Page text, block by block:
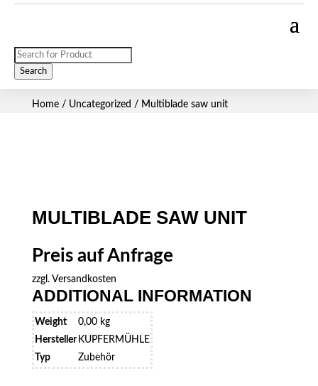
Products
search
Search
Home/ Uncategorized / Multiblade saw unit
MULTIBLADE SAW UNIT
Preis auf Anfrage
zzgl. Versandkosten
ADDITIONAL INFORMATION
Weight
0,00 kg
Hersteller KUPFERMÜHLE
Typ
Zubehör